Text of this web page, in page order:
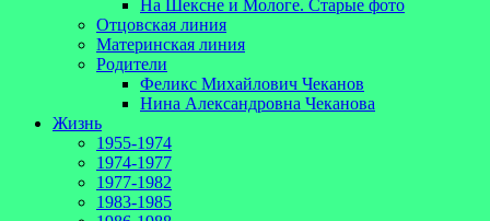
На Шексне и Мологе. Старые фото
Отцовская линия
Материнская линия
Родители
Феликс Михайлович Чеканов
Нина Александровна Чеканова
Жизнь
1955-1974
1974-1977
1977-1982
1983-1985